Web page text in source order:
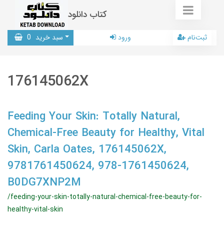
کتاب دانلود
سبد خرید 0 ورود ثبت‌نام
176145062X
Feeding Your Skin: Totally Natural,
Chemical-Free Beauty for Healthy, Vital
Skin, Carla Oates, 176145062X,
9781761450624, 978-1761450624,
B0DG7XNP2M
/feeding-your-skin-totally-natural-chemical-free-beauty-for-
healthy-vital-skin